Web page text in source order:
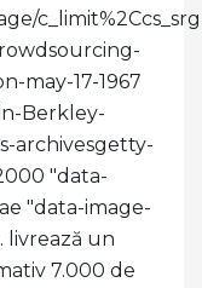
may-17-1967
Berkley-
archivesgetty-
"data-
"data-image-
livrează un
7.000 de